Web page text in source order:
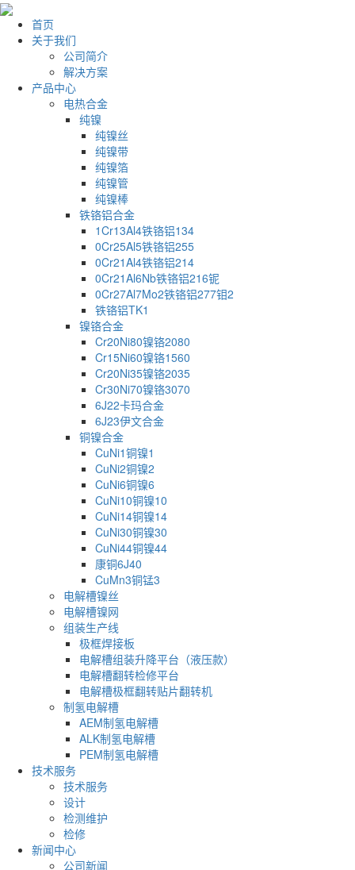
首页
关于我们
公司简介
解决方案
产品中心
电热合金
纯镍
纯镍丝
纯镍带
纯镍箔
纯镍管
纯镍棒
铁铬铝合金
1Cr13Al4铁铬铝134
0Cr25Al5铁铬铝255
0Cr21Al4铁铬铝214
0Cr21Al6Nb铁铬铝216铌
0Cr27Al7Mo2铁铬铝277钼2
铁铬铝TK1
镍铬合金
Cr20Ni80镍铬2080
Cr15Ni60镍铬1560
Cr20Ni35镍铬2035
Cr30Ni70镍铬3070
6J22卡玛合金
6J23伊文合金
铜镍合金
CuNi1铜镍1
CuNi2铜镍2
CuNi6铜镍6
CuNi10铜镍10
CuNi14铜镍14
CuNi30铜镍30
CuNi44铜镍44
康铜6J40
CuMn3铜锰3
电解槽镍丝
电解槽镍网
组装生产线
极框焊接板
电解槽组装升降平台（液压款）
电解槽翻转检修平台
电解槽极框翻转贴片翻转机
制氢电解槽
AEM制氢电解槽
ALK制氢电解槽
PEM制氢电解槽
技术服务
技术服务
设计
检测维护
检修
新闻中心
公司新闻